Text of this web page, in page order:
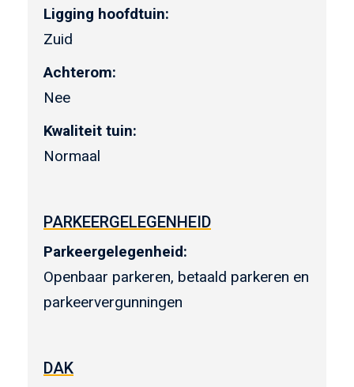
Ligging hoofdtuin:
Zuid
Achterom:
Nee
Kwaliteit tuin:
Normaal
PARKEERGELEGENHEID
Parkeergelegenheid:
Openbaar parkeren, betaald parkeren en
parkeervergunningen
DAK